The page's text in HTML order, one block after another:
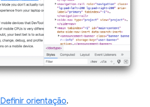
Definir orientação.